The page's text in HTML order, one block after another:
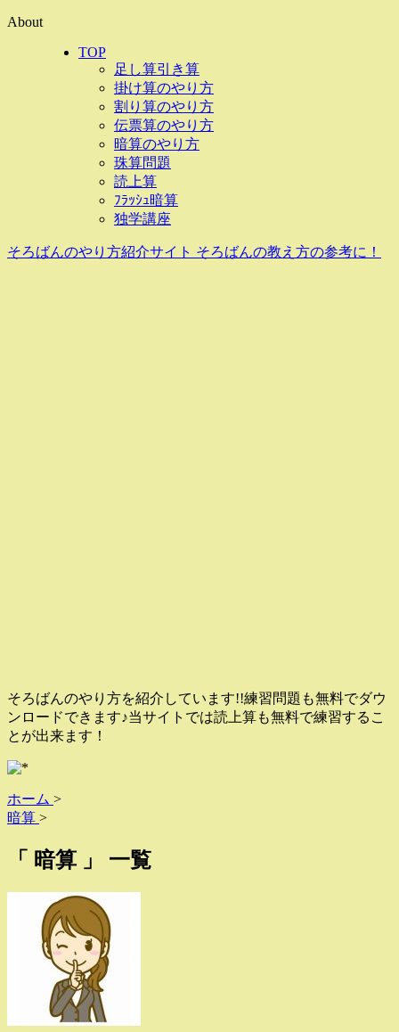
About
TOP
足し算引き算
掛け算のやり方
割り算のやり方
伝票算のやり方
暗算のやり方
珠算問題
読上算
ﾌﾗｯｼｭ暗算
独学講座
そろばんのやり方紹介サイト そろばんの教え方の参考に！
そろばんのやり方を紹介しています!!練習問題も無料でダウ
ンロードできます♪当サイトでは読上算も無料で練習するこ
とが出来ます！
ホーム >
暗算 >
「 暗算 」 一覧